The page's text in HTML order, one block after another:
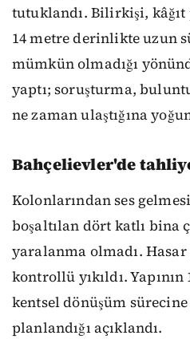
tutuklandı. Bilirkişi, kâğıt
14 metre derinlikte uzun
mümkün olmadığı
yaptı; soruşturma,
ne zaman ulaştığına
Bahçelievler'de
Kolonlarından ses
boşaltılan dört katlı bina
yaralanma olmadı.
kontrollü yıkıldı.
kentsel dönüşüm
planlandığı açıklandı.